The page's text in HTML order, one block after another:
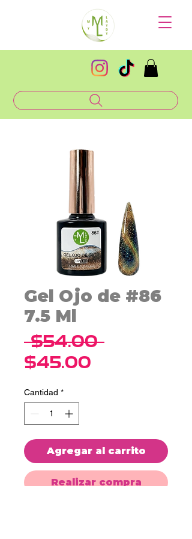
Gel Ojo de #86
7.5 Ml
$54.00 Precio
$45.00
Cantidad *
Agregar al carrito
Realizar compra